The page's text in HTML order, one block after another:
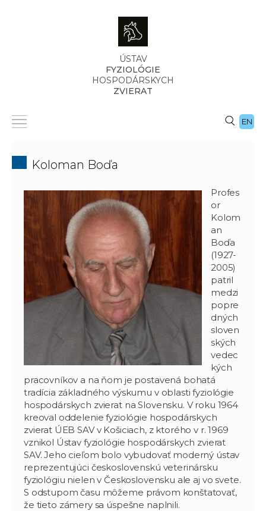
ÚSTAV
FYZIOLÓGIE
HOSPODÁRSKYCH
ZVIERAT
EN
Koloman Boďa
Profes
or
Kolom
an
Boďa
(1927-
2005)
patril
medzi
popre
dných
sloven
ských
vedec
kých
pracovníkov a na ňom je postavená bohatá
tradícia základného výskumu v oblasti fyziológie
hospodárskych zvierat na Slovensku. V roku 1964
kreoval oddelenie fyziológie hospodárskych
zvierat ÚEB SAV v Košiciach, z ktorého v r. 1969
vznikol Ústav fyziológie hospodárskych zvierat
SAV. Jeho cieľom bolo vybudovať moderný ústav
reprezentujúci československú veterinársku
fyziológiu nielen v Československu ale aj vo svete.
S odstupom času môžeme právom konštatovať,
že tieto zámery sa úspešne naplnili.